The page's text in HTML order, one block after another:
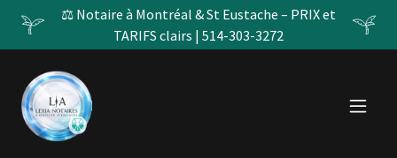
⚖️ Notaire à Montréal & St Eustache – PRIX et
TARIFS clairs | 514-303-3272